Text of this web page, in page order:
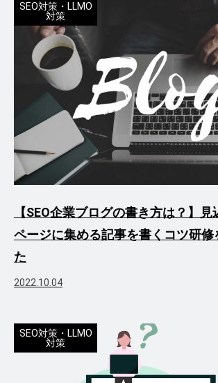
SEO対策・LLMO
対策
【SEO企業ブログの書き方は？】
ページに集める記事を書くコツ研修
た
2022.10.04
SEO対策・LLMO
対策